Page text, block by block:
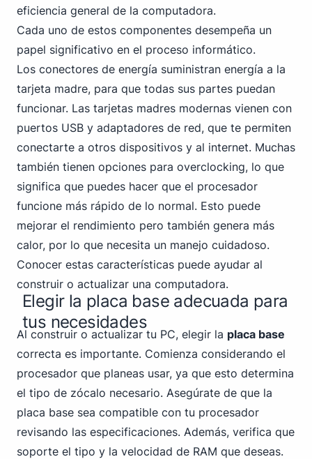
eficiencia general de la computadora.
Cada uno de estos componentes desempeña un
papel significativo en el proceso informático.
Los conectores de energía suministran energía a la
tarjeta madre, para que todas sus partes puedan
funcionar. Las tarjetas madres modernas vienen con
puertos USB y adaptadores de red, que te permiten
conectarte a otros dispositivos y al internet. Muchas
también tienen opciones para overclocking, lo que
significa que puedes hacer que el procesador
funcione más rápido de lo normal. Esto puede
mejorar el rendimiento pero también genera más
calor, por lo que necesita un manejo cuidadoso.
Conocer estas características puede ayudar al
construir o actualizar una computadora.
Elegir la placa base adecuada para
tus necesidades
Al construir o actualizar tu PC, elegir la placa base
correcta es importante. Comienza considerando el
procesador que planeas usar, ya que esto determina
el tipo de zócalo necesario. Asegúrate de que la
placa base sea compatible con tu procesador
revisando las especificaciones. Además, verifica que
soporte el tipo y la velocidad de RAM que deseas.